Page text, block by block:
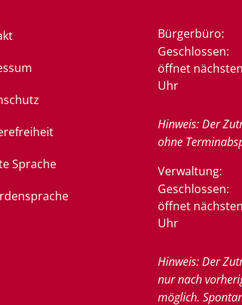
Sprache
Bürgerbüro:
Klicken, um
Geschlossen:
öffnet
Uhr
Hinweis: Der
ohne
Verwaltung:
Klicken, um
Geschlossen:
öffnet
Uhr
Hinweis: Der
nur nach
möglich.